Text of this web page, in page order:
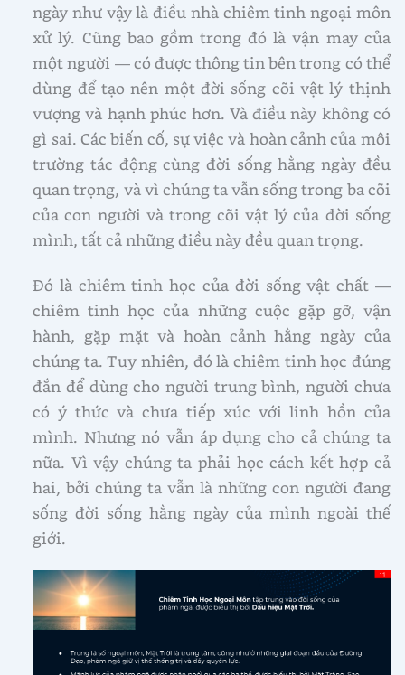
ngày như vậy là điều nhà chiêm tinh ngoại môn
xử lý. Cũng bao gồm trong đó là vận may của
một người — có được thông tin bên trong có thể
dùng để tạo nên một đời sống cõi vật lý thịnh
vượng và hạnh phúc hơn. Và điều này không có
gì sai. Các biến cố, sự việc và hoàn cảnh của môi
trường tác động cùng đời sống hằng ngày đều
quan trọng, và vì chúng ta vẫn sống trong ba cõi
của con người và trong cõi vật lý của đời sống
mình, tất cả những điều này đều quan trọng.
Đó là chiêm tinh học của đời sống vật chất —
chiêm tinh học của những cuộc gặp gỡ, vận
hành, gặp mặt và hoàn cảnh hằng ngày của
chúng ta. Tuy nhiên, đó là chiêm tinh học đúng
đắn để dùng cho người trung bình, người chưa
có ý thức và chưa tiếp xúc với linh hồn của
mình. Nhưng nó vẫn áp dụng cho cả chúng ta
nữa. Vì vậy chúng ta phải học cách kết hợp cả
hai, bởi chúng ta vẫn là những con người đang
sống đời sống hằng ngày của mình ngoài thế
giới.